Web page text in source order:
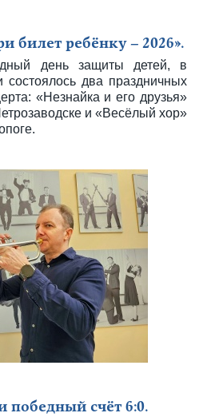
билет ребёнку – 2026».
день защиты детей, в
состоялось два праздничных
«Незнайка и его друзья»
и «Весёлый хор»
победный счёт 6:0.